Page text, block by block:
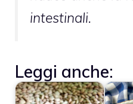
intestinali.
Leggi anche: